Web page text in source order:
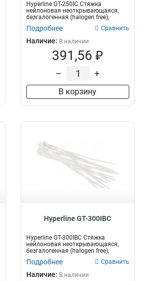
Hyperline GT-250IC Стяжка
нейлоновая неоткрывающаяся,
безгалогенная (halogen free),
250x3.6мм,...
Подробнее Сравнить
Наличие: В наличии
391,56 ₽
– +
В корзину
Hyperline GT-300IBC
Hyperline GT-300IBC Стяжка
нейлоновая неоткрывающаяся,
безгалогенная (halogen free),
300x3.6мм,...
Подробнее Сравнить
Наличие: В наличии